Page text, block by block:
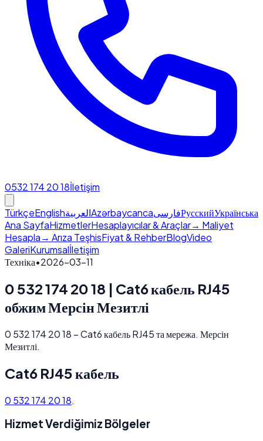
0532 174 20 18İletişim
TürkçeEnglishالعربيةAzərbaycancaفارسیРусскийУкраїнська
Ana SayfaHizmetlerHesaplayıcılar & Araçlar→ Maliyet
Hesapla→ Arıza TeşhisFiyat & RehberBlogVideo
GaleriKurumsalİletişim
Техніка•2026-03-11
0 532 174 20 18 | Cat6 кабель RJ45
обжим Мерсін Мезитлі
0 532 174 20 18 – Cat6 кабель RJ45 та мережа. Мерсін
Мезитлі.
Cat6 RJ45 кабель
0 532 174 20 18.
Hizmet Verdiğimiz Bölgeler